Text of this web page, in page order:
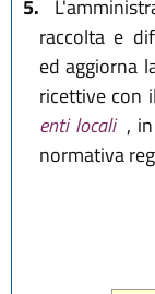
5.
raccolta e
ed aggiorna
ricettive con
enti locali ,
normativa